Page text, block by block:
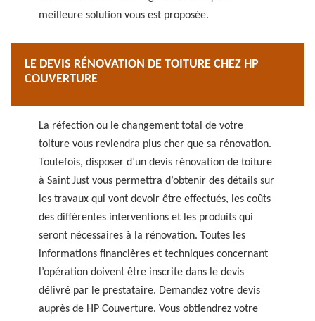
meilleure solution vous est proposée.
LE DEVIS RÉNOVATION DE TOITURE CHEZ HP
COUVERTURE
La réfection ou le changement total de votre
toiture vous reviendra plus cher que sa rénovation.
Toutefois, disposer d’un devis rénovation de toiture
à Saint Just vous permettra d’obtenir des détails sur
les travaux qui vont devoir être effectués, les coûts
des différentes interventions et les produits qui
seront nécessaires à la rénovation. Toutes les
informations financières et techniques concernant
l’opération doivent être inscrite dans le devis
délivré par le prestataire. Demandez votre devis
auprès de HP Couverture. Vous obtiendrez votre